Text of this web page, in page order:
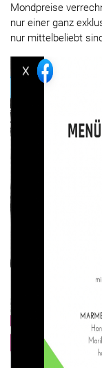
Mondpreise
nur einer ganz
nur mittelbeliebt